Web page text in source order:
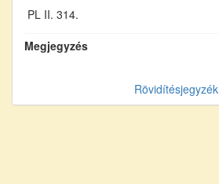
PL II. 314.
Megjegyzés
Rövidítésjegyzék